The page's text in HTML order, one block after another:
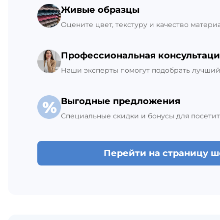
+7 (812) 309-42-27, доб. 6
Ежедневно с 8:00 до 21:00
Живые образцы
Оцените цвет, текстуру и качество
Профессиональная
Наши эксперты помогут подобрать
Выгодные предложения
Специальные скидки и бонусы для
Перейти на страницу